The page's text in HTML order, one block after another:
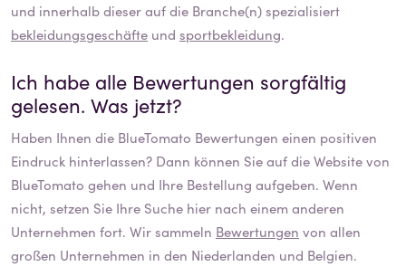
und innerhalb dieser auf die Branche(n) spezialisiert
bekleidungsgeschäfte und sportbekleidung.
Ich habe alle Bewertungen sorgfältig
gelesen. Was jetzt?
Haben Ihnen die BlueTomato Bewertungen einen positiven
Eindruck hinterlassen? Dann können Sie auf die Website von
BlueTomato gehen und Ihre Bestellung aufgeben. Wenn
nicht, setzen Sie Ihre Suche hier nach einem anderen
Unternehmen fort. Wir sammeln Bewertungen von allen
großen Unternehmen in den Niederlanden und Belgien.